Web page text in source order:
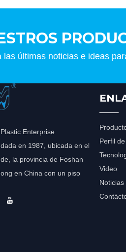
las últimas noticias e ideas
Enterprise
en 1987, ubicada en el
la provincia de Foshan
en China con un piso
Perfil
Video
Noticias